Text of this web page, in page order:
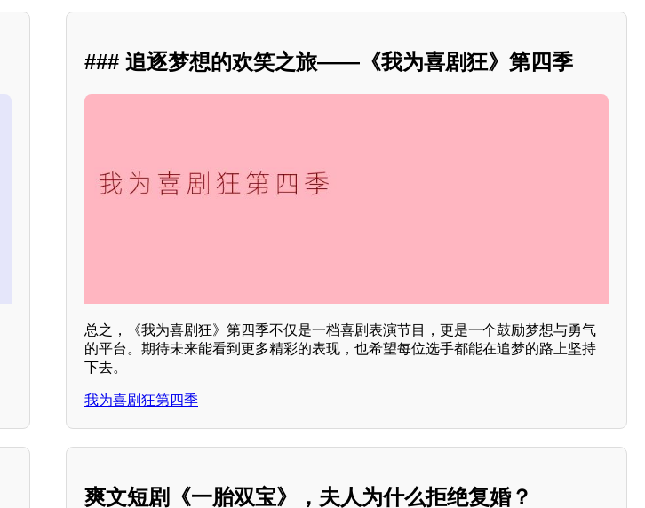
### 追逐梦想的欢笑之旅——《我为喜剧狂》第四季
总之，《我为喜剧狂》第四季不仅是一档喜剧表演节目，更是一个鼓励梦想与勇气
的平台。期待未来能看到更多精彩的表现，也希望每位选手都能在追梦的路上坚持
下去。
我为喜剧狂第四季
爽文短剧《一胎双宝》，夫人为什么拒绝复婚？